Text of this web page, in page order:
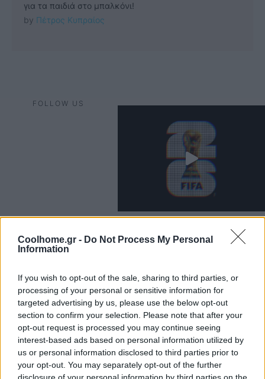
Coolhome.gr - Do Not Process My Personal
Information
If you wish to opt-out of the sale, sharing to third parties, or
processing of your personal or sensitive information for
targeted advertising by us, please use the below opt-out
section to confirm your selection. Please note that after your
opt-out request is processed you may continue seeing
interest-based ads based on personal information utilized by
us or personal information disclosed to third parties prior to
your opt-out. You may separately opt-out of the further
για τα παιδιά στο μπαλκόνι!
by Πέτρος Κυπραίος
FOLLOW US